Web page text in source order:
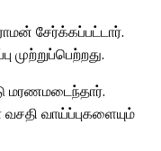
சேர்க்கப்பட்டார்.
முற்றுப்பெற்றது.
மரணமடைந்தார்.
வாய்ப்புகளையும்